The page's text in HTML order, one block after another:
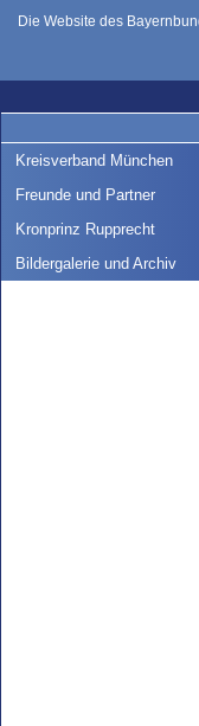
Die Website des
Kreisverband München
Freunde und Partner
Kronprinz Rupprecht
Bildergalerie und Archiv